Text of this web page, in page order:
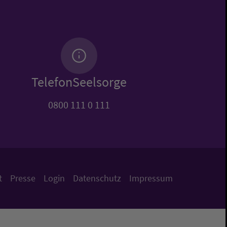
TelefonSeelsorge
0800 111 0 111
Presse Login Datenschutz Impressum